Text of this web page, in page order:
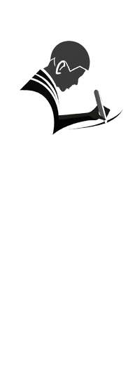
inhoud
(druk